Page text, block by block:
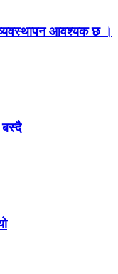
आवश्यक छ ।
बस्दै